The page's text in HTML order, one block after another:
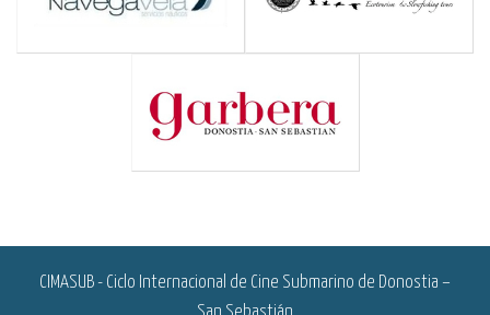
CIMASUB - Ciclo Internacional de Cine Submarino de Donostia –